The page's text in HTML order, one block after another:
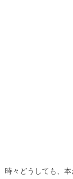
時々どうしても、本